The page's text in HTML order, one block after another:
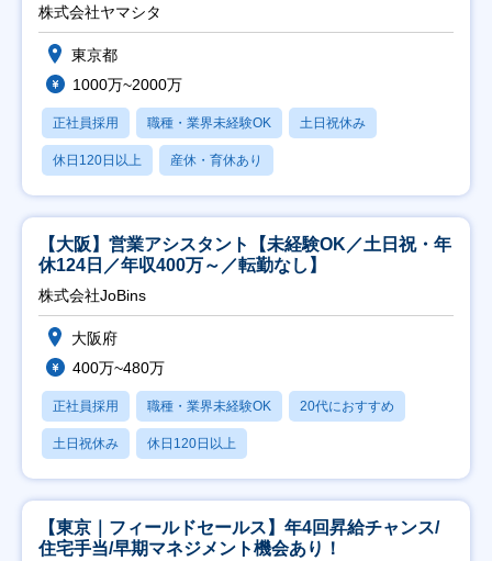
株式会社ヤマシタ
東京都
1000万~2000万
正社員採用 職種・業界未経験OK 土日祝休み
休日120日以上 産休・育休あり
【大阪】営業アシスタント【未経験OK／土日祝・年
休124日／年収400万～／転勤なし】
株式会社JoBins
大阪府
400万~480万
正社員採用 職種・業界未経験OK 20代におすすめ
土日祝休み 休日120日以上
【東京｜フィールドセールス】年4回昇給チャンス/
住宅手当/早期マネジメント機会あり！